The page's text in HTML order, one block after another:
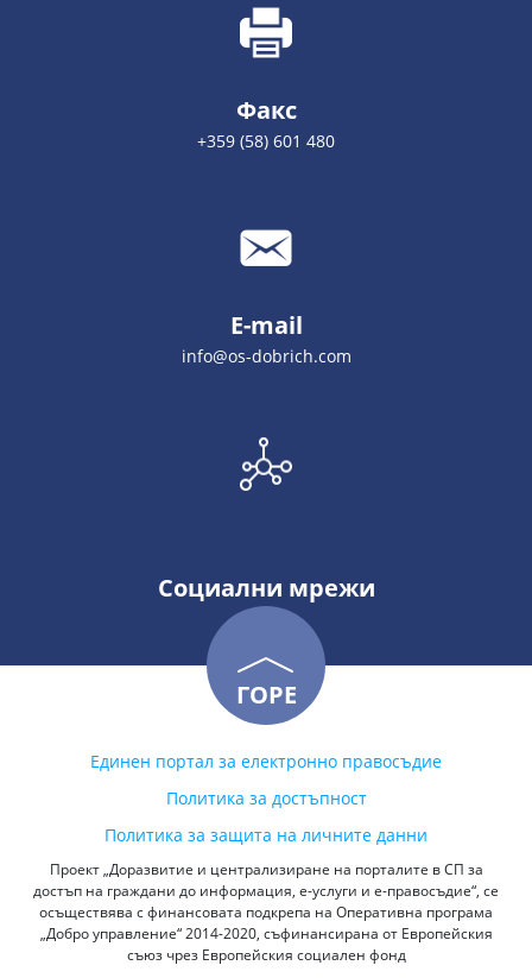
Факс
+359 (58) 601 480
E-mail
info@os-dobrich.com
Социални мрежи
ГОРЕ
Единен портал за електронно правосъдие
Политика за достъпност
Политика за защита на личните данни
Проект „Доразвитие и централизиране на порталите в СП за
достъп на граждани до информация, е-услуги и е-правосъдие“, се
осъществява с финансовата подкрепа на Оперативна програма
„Добро управление“ 2014-2020, съфинансирана от Европейския
съюз чрез Европейския социален фонд